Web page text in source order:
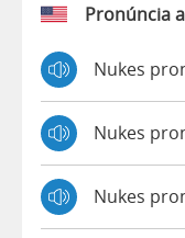
Pronúncia
Nukes
Nukes
Nukes